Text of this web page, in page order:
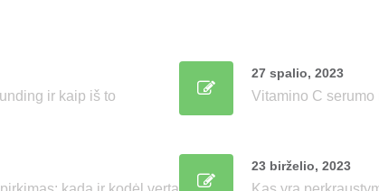
ir kaip iš to
27 spalio, 2023
Vitamino C
23 birželio, 2023